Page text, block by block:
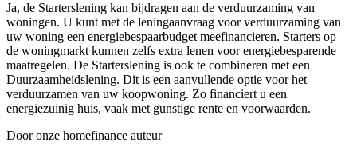
Ja, de Starterslening kan bijdragen aan de verduurzaming van
woningen. U kunt met de leningaanvraag voor verduurzaming van
uw woning een energiebespaarbudget meefinancieren. Starters op
de woningmarkt kunnen zelfs extra lenen voor energiebesparende
maatregelen. De Starterslening is ook te combineren met een
Duurzaamheidslening. Dit is een aanvullende optie voor het
verduurzamen van uw koopwoning. Zo financiert u een
energiezuinig huis, vaak met gunstige rente en voorwaarden.
Door onze homefinance auteur